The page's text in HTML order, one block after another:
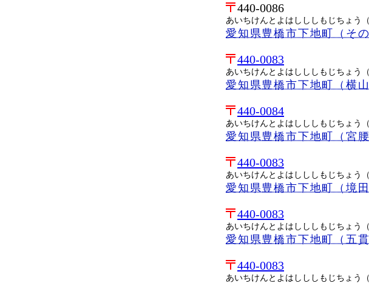
440-0086
あいちけんとよはしししもじちょう（
愛知県豊橋市下地町（その
440-0083
あいちけんとよはしししもじちょう
愛知県豊橋市下地町（横山
440-0084
あいちけんとよはしししもじちょう
愛知県豊橋市下地町（宮腰
440-0083
あいちけんとよはしししもじちょう
愛知県豊橋市下地町（境田
440-0083
あいちけんとよはしししもじちょう（
愛知県豊橋市下地町（五貫
440-0083
あいちけんとよはしししもじちょう